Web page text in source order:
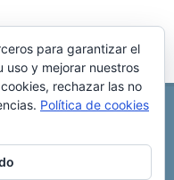
C/ Virgen del pilar, 6 ,
De Coche
para garantizar el
uso y mejorar nuestros
rechazar las no
Política de cookies